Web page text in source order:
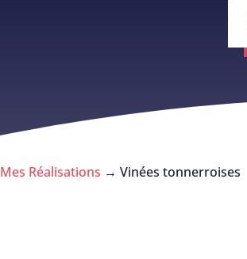
Mes Réalisations →Vinées tonnerroises